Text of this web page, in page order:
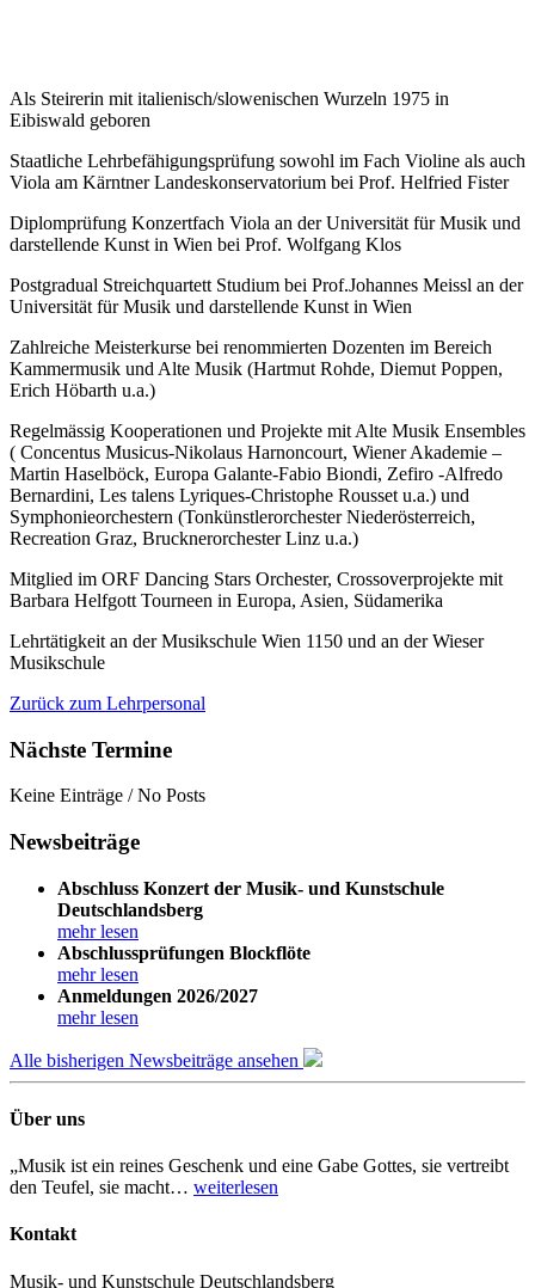
Als Steirerin mit italienisch/slowenischen Wurzeln 1975 in
Eibiswald geboren
Staatliche Lehrbefähigungsprüfung sowohl im Fach Violine als auch
Viola am Kärntner Landeskonservatorium bei Prof. Helfried Fister
Diplomprüfung Konzertfach Viola an der Universität für Musik und
darstellende Kunst in Wien bei Prof. Wolfgang Klos
Postgradual Streichquartett Studium bei Prof.Johannes Meissl an der
Universität für Musik und darstellende Kunst in Wien
Zahlreiche Meisterkurse bei renommierten Dozenten im Bereich
Kammermusik und Alte Musik (Hartmut Rohde, Diemut Poppen,
Erich Höbarth u.a.)
Regelmässig Kooperationen und Projekte mit Alte Musik Ensembles
( Concentus Musicus-Nikolaus Harnoncourt, Wiener Akademie –
Martin Haselböck, Europa Galante-Fabio Biondi, Zefiro -Alfredo
Bernardini, Les talens Lyriques-Christophe Rousset u.a.) und
Symphonieorchestern (Tonkünstlerorchester Niederösterreich,
Recreation Graz, Brucknerorchester Linz u.a.)
Mitglied im ORF Dancing Stars Orchester, Crossoverprojekte mit
Barbara Helfgott Tourneen in Europa, Asien, Südamerika
Lehrtätigkeit an der Musikschule Wien 1150 und an der Wieser
Musikschule
Zurück zum Lehrpersonal
Nächste Termine
Keine Einträge / No Posts
Newsbeiträge
Abschluss Konzert der Musik- und Kunstschule
Deutschlandsberg
mehr lesen
Abschlussprüfungen Blockflöte
mehr lesen
Anmeldungen 2026/2027
mehr lesen
Alle bisherigen Newsbeiträge ansehen
Über uns
„Musik ist ein reines Geschenk und eine Gabe Gottes, sie vertreibt
den Teufel, sie macht… weiterlesen
Kontakt
Musik- und Kunstschule Deutschlandsberg